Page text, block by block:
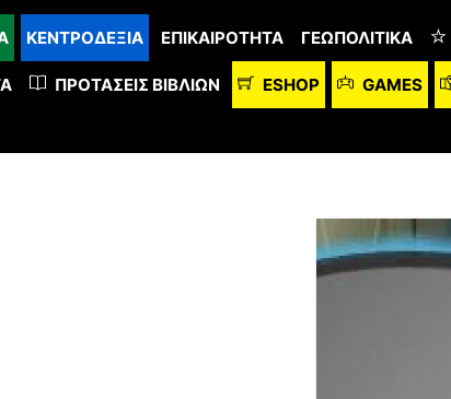
ΚΕΝΤΡΟΔΕΞΙΑ ΕΠΙΚΑΙΡΟΤΗΤΑ ΓΕΩΠΟΛΙΤΙΚΑ
ΠΡΟΤΆΣΕΙΣ ΒΙΒΛΊΩΝ ESHOP GAMES